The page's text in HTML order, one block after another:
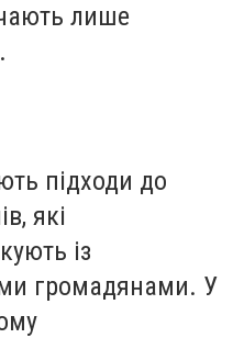
лише
підходи до
які
із
громадянами. У